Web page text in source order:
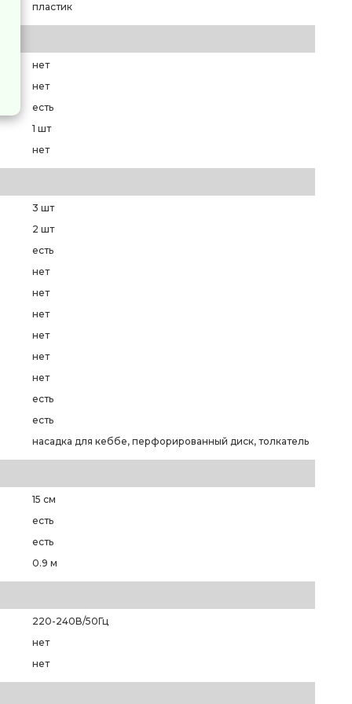
пластик
нет
нет
есть
1 шт
нет
3 шт
2 шт
есть
нет
нет
нет
нет
нет
нет
есть
есть
насадка для кеббе, перфорированный диск, толкатель
15 см
есть
есть
0.9 м
220-240В/50Гц
нет
нет